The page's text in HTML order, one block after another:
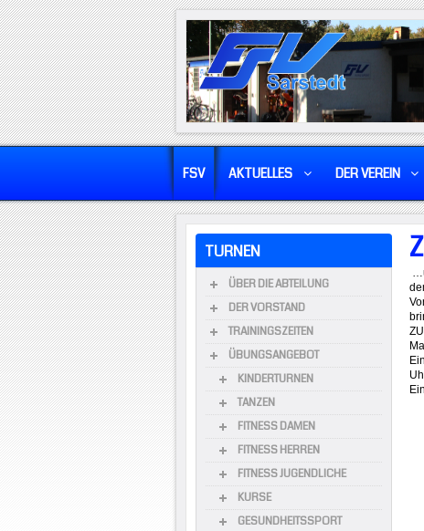
FSV AKTUELLES DER VEREIN
TURNEN
ÜBER DIE ABTEILUNG
DER VORSTAND
TRAININGSZEITEN
ÜBUNGSANGEBOT
KINDERTURNEN
TANZEN
FITNESS DAMEN
FITNESS HERREN
FITNESS JUGENDLICHE
KURSE
GESUNDHEITSSPORT